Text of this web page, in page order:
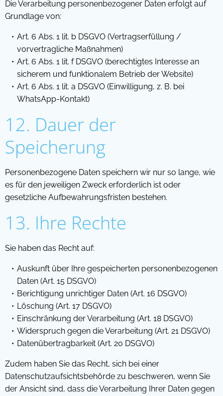
Die Verarbeitung personenbezogener Daten erfolgt auf
Grundlage von:
Art. 6 Abs. 1 lit. b DSGVO (Vertragserfüllung /
vorvertragliche Maßnahmen)
Art. 6 Abs. 1 lit. f DSGVO (berechtigtes Interesse an
sicherem und funktionalem Betrieb der Website)
Art. 6 Abs. 1 lit. a DSGVO (Einwilligung, z. B. bei
WhatsApp-Kontakt)
12. Dauer der
Speicherung
Personenbezogene Daten speichern wir nur so lange, wie
es für den jeweiligen Zweck erforderlich ist oder
gesetzliche Aufbewahrungsfristen bestehen.
13. Ihre Rechte
Sie haben das Recht auf:
Auskunft über Ihre gespeicherten personenbezogenen
Daten (Art. 15 DSGVO)
Berichtigung unrichtiger Daten (Art. 16 DSGVO)
Löschung (Art. 17 DSGVO)
Einschränkung der Verarbeitung (Art. 18 DSGVO)
Widerspruch gegen die Verarbeitung (Art. 21 DSGVO)
Datenübertragbarkeit (Art. 20 DSGVO)
Zudem haben Sie das Recht, sich bei einer
Datenschutzaufsichtsbehörde zu beschweren, wenn Sie
der Ansicht sind, dass die Verarbeitung Ihrer Daten gegen